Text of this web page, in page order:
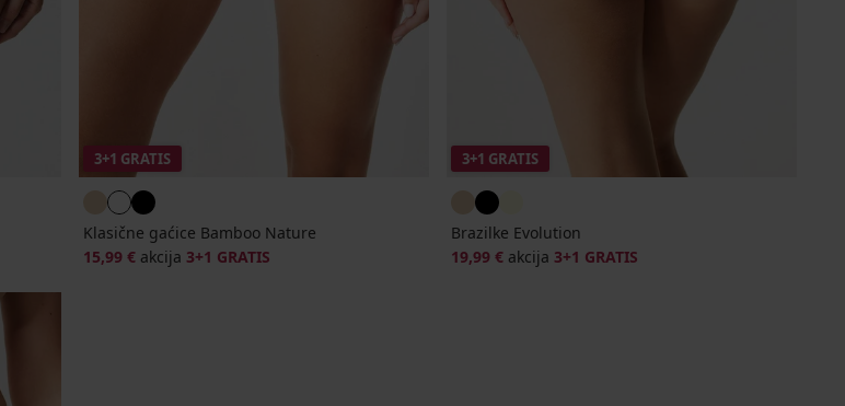
3+1 GRATIS
Klasične gaćice Bamboo Nature
15,99 € akcija 3+1 GRATIS
3+1 GRATIS
Brazilke Evolution
19,99 € akcija 3+1 GRATIS